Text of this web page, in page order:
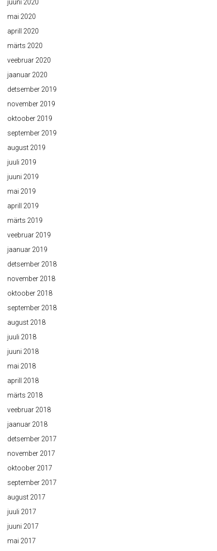
juuni 2020
mai 2020
aprill 2020
märts 2020
veebruar 2020
jaanuar 2020
detsember 2019
november 2019
oktoober 2019
september 2019
august 2019
juuli 2019
juuni 2019
mai 2019
aprill 2019
märts 2019
veebruar 2019
jaanuar 2019
detsember 2018
november 2018
oktoober 2018
september 2018
august 2018
juuli 2018
juuni 2018
mai 2018
aprill 2018
märts 2018
veebruar 2018
jaanuar 2018
detsember 2017
november 2017
oktoober 2017
september 2017
august 2017
juuli 2017
juuni 2017
mai 2017